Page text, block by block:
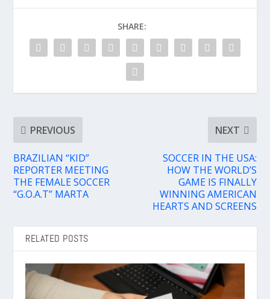
SHARE:
PREVIOUS
BRAZILIAN “KID”
REPORTER MEETING
THE FEMALE SOCCER
“G.O.A.T” MARTA
NEXT
SOCCER IN THE USA:
HOW THE WORLD’S
GAME IS FINALLY
WINNING AMERICAN
HEARTS AND SCREENS
RELATED POSTS